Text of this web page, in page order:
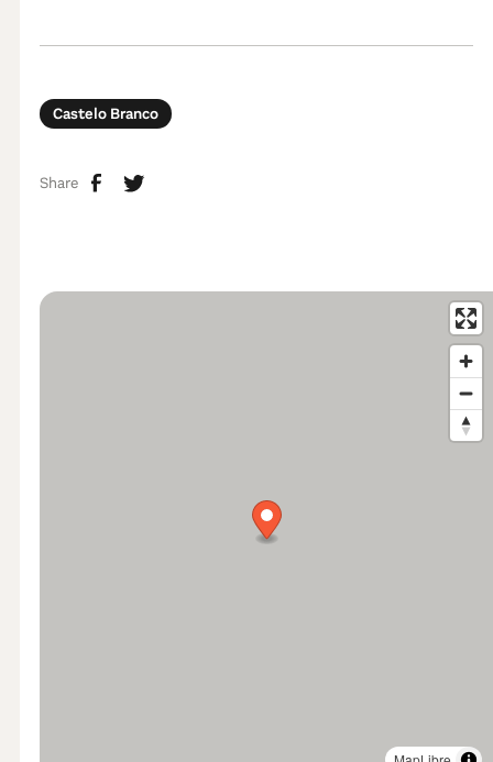
Castelo Branco
Share